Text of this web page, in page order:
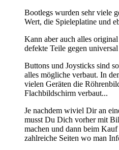
Bootlegs wurden sehr viele
Wert, die Spieleplatine und
Kann aber auch alles
defekte Teile gegen
Buttons und Joysticks sind
alles mögliche verbaut. In
vielen Geräten die
Flachbildschirm verbaut...
Je nachdem wiviel Dir an
musst Du Dich vorher mit
machen und dann beim
zahlreiche Seiten wo man